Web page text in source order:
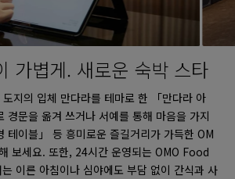
가볍게. 새로운 숙박 스타
지의 입체 만다라를 테마로 한 「만다라 아
경문을 옮겨 쓰거나 서예를 통해 마음을 가지
테이블」 등 흥미로운 즐길거리가 가득한 OM
보세요. 또한, 24시간 운영되는 OMO Food
이른 아침이나 심야에도 부담 없이 간식과 사